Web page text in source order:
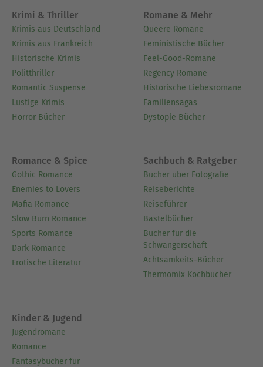
Krimi & Thriller
Krimis aus Deutschland
Krimis aus Frankreich
Historische Krimis
Politthriller
Romantic Suspense
Lustige Krimis
Horror Bücher
Romane & Mehr
Queere Romane
Feministische Bücher
Feel-Good-Romane
Regency Romane
Historische Liebesromane
Familiensagas
Dystopie Bücher
Romance & Spice
Gothic Romance
Enemies to Lovers
Mafia Romance
Slow Burn Romance
Sports Romance
Dark Romance
Erotische Literatur
Sachbuch & Ratgeber
Bücher über Fotografie
Reiseberichte
Reiseführer
Bastelbücher
Bücher für die
Schwangerschaft
Achtsamkeits-Bücher
Thermomix Kochbücher
Kinder & Jugend
Jugendromane
Romance
Fantasybücher für